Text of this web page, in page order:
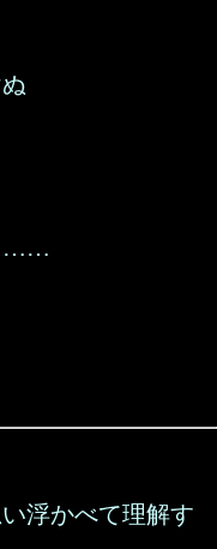
……
浮かべて理解す